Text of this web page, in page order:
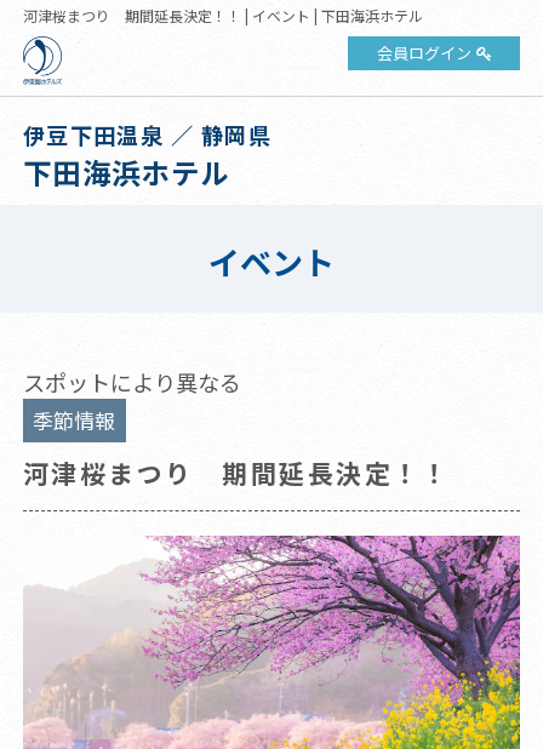
河津桜まつり 期間延長決定！！ | イベント | 下田海浜ホテル
会員ログイン
伊豆下田温泉 ／ 静岡県
下田海浜ホテル
イベント
スポットにより異なる
季節情報
河津桜まつり 期間延長決定！！